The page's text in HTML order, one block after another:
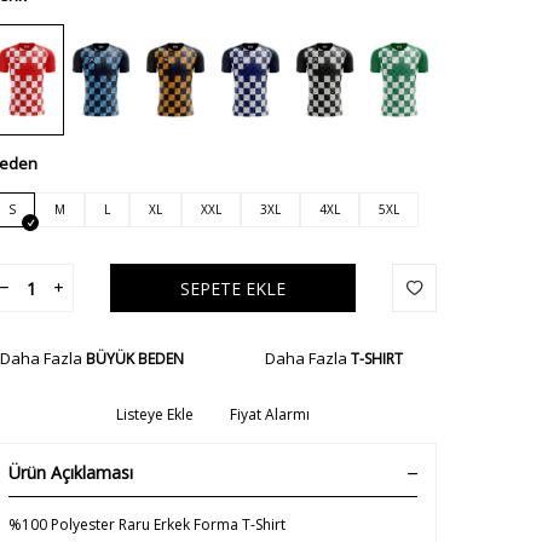
S M L XL XXL 3XL 4XL 5XL
SEPETE EKLE
Daha Fazla BÜYÜK BEDEN Daha Fazla T-SHIRT
Listeye Ekle Fiyat Alarmı
Ürün Açıklaması
%100 Polyester Raru Erkek Forma T-Shirt